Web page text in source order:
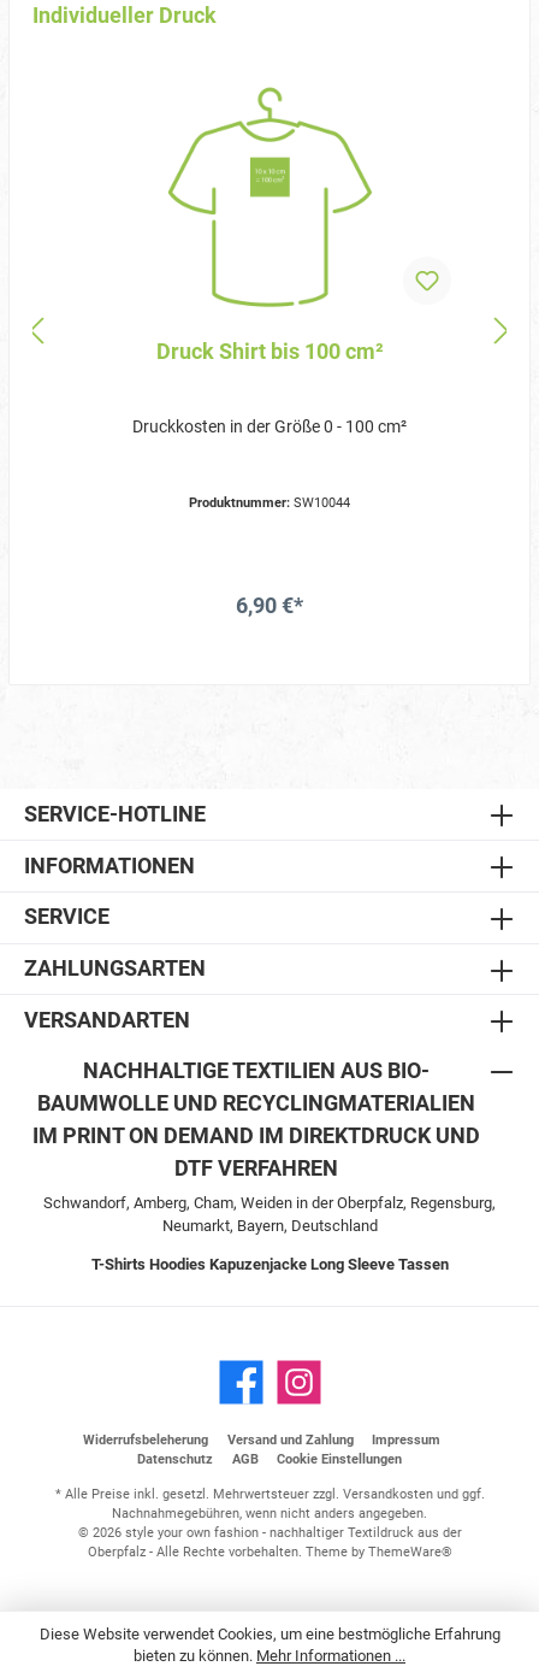
Individueller Druck
Druck Shirt bis 100 cm²
Druckkosten in der Größe 0 - 100 cm²
Produktnummer: SW10044
6,90 €*
SERVICE-HOTLINE
INFORMATIONEN
SERVICE
ZAHLUNGSARTEN
VERSANDARTEN
NACHHALTIGE TEXTILIEN AUS BIO-
BAUMWOLLE UND RECYCLINGMATERIALIEN
IM PRINT ON DEMAND IM DIREKTDRUCK UND
DTF VERFAHREN
Schwandorf, Amberg, Cham, Weiden in der Oberpfalz, Regensburg,
Neumarkt, Bayern, Deutschland
T-Shirts Hoodies Kapuzenjacke Long Sleeve Tassen
Widerrufsbeleherung Versand und Zahlung
Impressum
Datenschutz
AGB Cookie Einstellungen
* Alle Preise inkl. gesetzl. Mehrwertsteuer zzgl. Versandkostenund ggf.
Nachnahmegebühren, wenn nicht anders angegeben.
© 2026 style your own fashion - nachhaltiger Textildruck aus der
Oberpfalz - Alle Rechte vorbehalten. Theme by ThemeWare®
Diese Website verwendet Cookies, um eine bestmögliche Erfahrung
bieten zu können. Mehr Informationen ...